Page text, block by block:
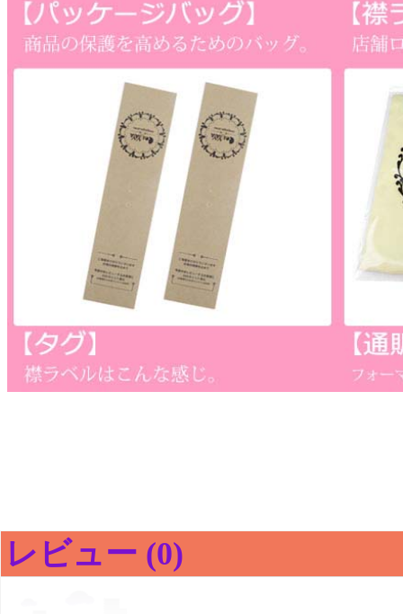
レビュー (0)